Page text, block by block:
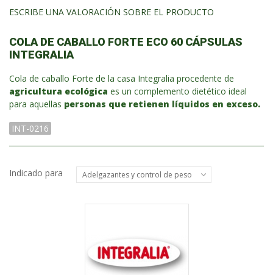
ESCRIBE UNA VALORACIÓN SOBRE EL PRODUCTO
COLA DE CABALLO FORTE ECO 60 CÁPSULAS
INTEGRALIA
Cola de caballo Forte de la casa Integralia procedente de
agricultura ecológica es un complemento dietético ideal
para aquellas personas que retienen líquidos en exceso.
INT-0216
Indicado para Adelgazantes y control de peso